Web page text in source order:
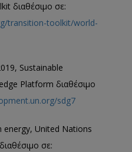
διαθέσιμο σε:
transition-toolkit/world-
Sustainable
Platform διαθέσιμο
sdg7
energy, United Nations
σε: